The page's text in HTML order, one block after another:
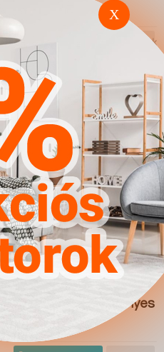
boltba
Részletek
Butor1.hu
Providence 176 (Fényes
X